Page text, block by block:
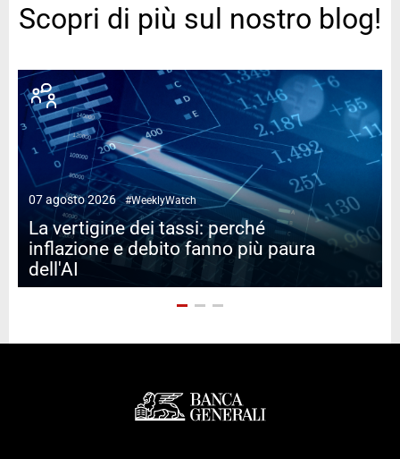
Scopri di più sul nostro blog!
07 agosto 2026 #WeeklyWatch
La vertigine dei tassi: perché
inflazione e debito fanno più paura
dell'AI